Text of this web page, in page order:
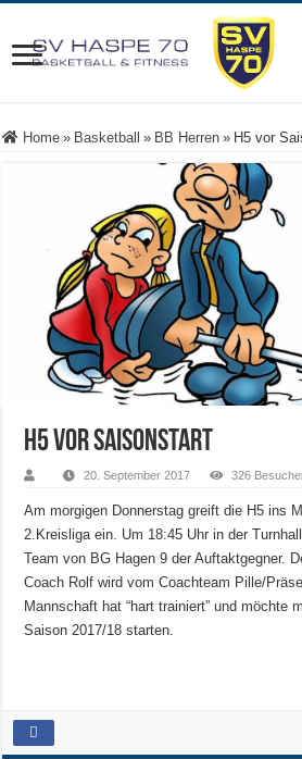
Home » Basketball » BB Herren » H5 vor
H5 vor Saisonstart
20. September 2017 326
Am morgigen Donnerstag greift die H5 ins
2.Kreisliga ein. Um 18:45 Uhr in der
Team von BG Hagen 9 der Auftaktgegner.
Coach Rolf wird vom Coachteam Pille/
Mannschaft hat “hart trainiert” und möchte
Saison 2017/18 starten.